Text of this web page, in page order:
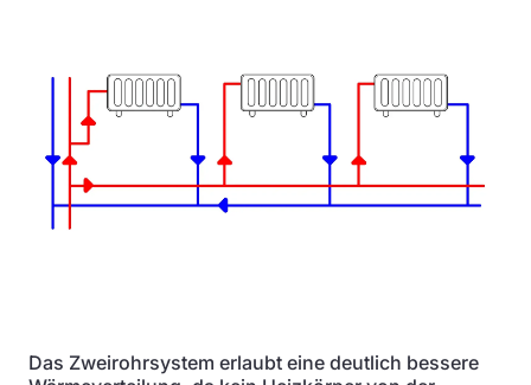
Das Zweirohrsystem erlaubt eine deutlich bessere